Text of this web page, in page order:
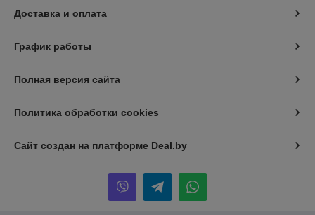
Доставка и оплата
График работы
Полная версия сайта
Политика обработки cookies
Сайт создан на платформе Deal.by